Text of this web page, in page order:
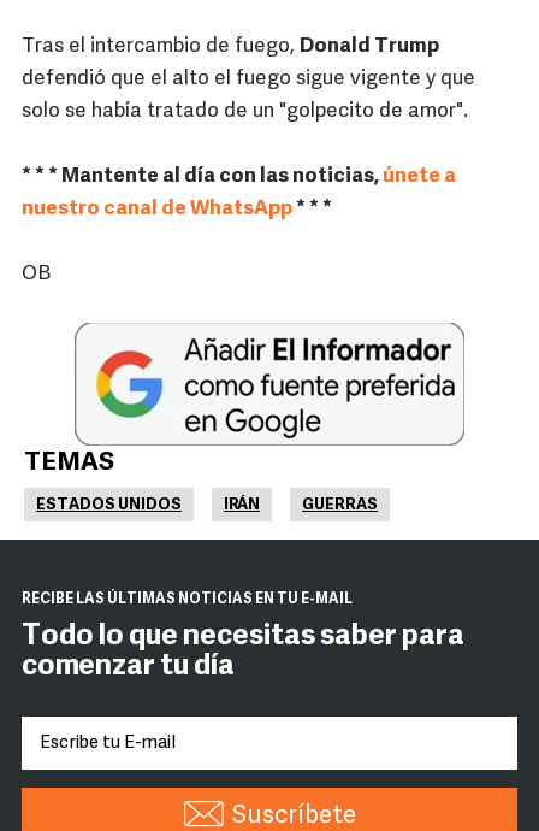
Tras el intercambio de fuego, Donald Trump
defendió que el alto el fuego sigue vigente y que
solo se había tratado de un "golpecito de amor".
* * * Mantente al día con las noticias, únete a
nuestro canal de WhatsApp* * *
OB
TEMAS
ESTADOS UNIDOS IRÁN GUERRAS
RECIBE LAS ÚLTIMAS NOTICIAS EN TU E-MAIL
Todo lo que necesitas saber para
comenzar tu día
Suscríbete